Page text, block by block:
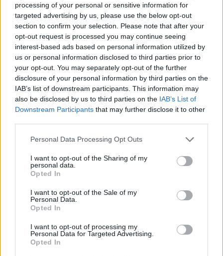
processing of your personal or sensitive information for
targeted advertising by us, please use the below opt-out
section to confirm your selection. Please note that after your
opt-out request is processed you may continue seeing
interest-based ads based on personal information utilized by
us or personal information disclosed to third parties prior to
your opt-out. You may separately opt-out of the further
disclosure of your personal information by third parties on the
IAB’s list of downstream participants. This information may
also be disclosed by us to third parties on the IAB’s List of
Downstream Participants that may further disclose it to other
Personal Data Processing Opt Outs
I want to opt-out of the Sharing of my
personal data.
Opted In
I want to opt-out of the Sale of my
Personal Data.
Opted In
I want to opt-out of processing my
Personal Data for Targeted Advertising.
Opted In
Hasznos
Impresszum
Szerzői jogok
Adatvédelmi tájékoztató
Cookie-kezelési tájékoztató
Hozzászólási szabályzat
Nyomtatott lapjaink archívuma
Székely Hírmondó archívuma
Sütibeállítások
Médiatér